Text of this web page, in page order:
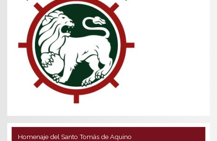
Homenaje del Santo Tomás de Aquino